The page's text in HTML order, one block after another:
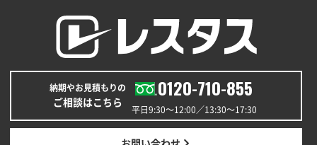
納期やお見積もりの
ご相談はこちら
0120-710-855
平日9:30〜12:00／13:30〜17:30